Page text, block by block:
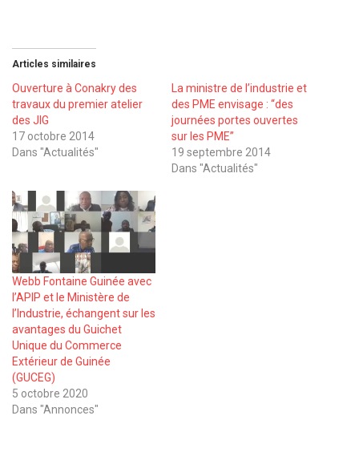
Articles similaires
Ouverture à Conakry des
travaux du premier atelier
des JIG
17 octobre 2014
Dans "Actualités"
La ministre de l’industrie et
des PME envisage : ‘‘des
journées portes ouvertes
sur les PME’’
19 septembre 2014
Dans "Actualités"
Webb Fontaine Guinée avec
l’APIP et le Ministère de
l’Industrie, échangent sur les
avantages du Guichet
Unique du Commerce
Extérieur de Guinée
(GUCEG)
5 octobre 2020
Dans "Annonces"